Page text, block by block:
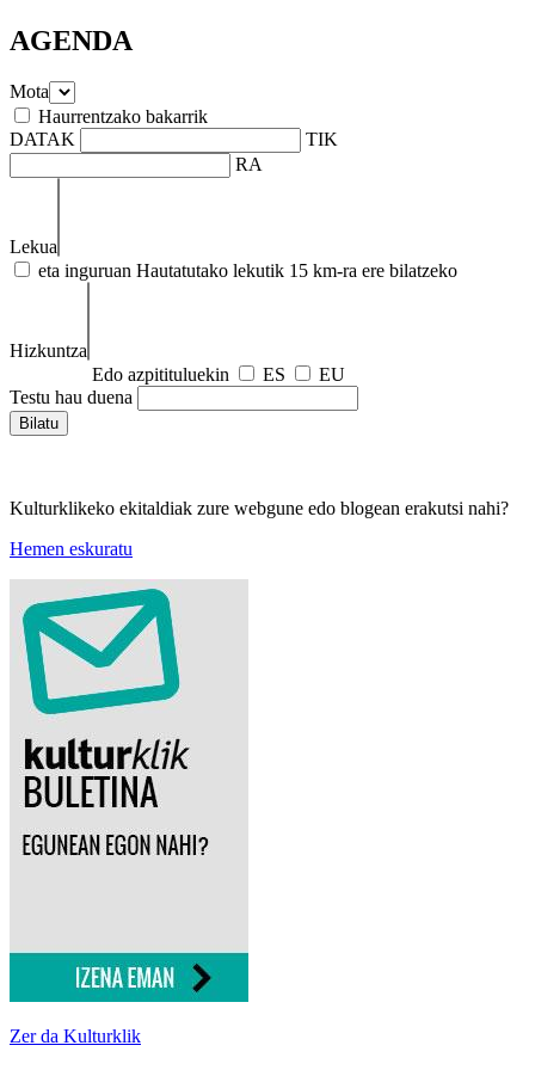
AGENDA
Mota
Haurrentzako bakarrik
DATAK
TIK
RA
Lekua
eta inguruan Hautatutako lekutik 15 km-ra ere bilatzeko
Hizkuntza
Edo azpitituluekin
ES
EU
Testu hau duena
Kulturklikeko ekitaldiak zure webgune edo blogean erakutsi nahi?
Hemen eskuratu
Zer da Kulturklik